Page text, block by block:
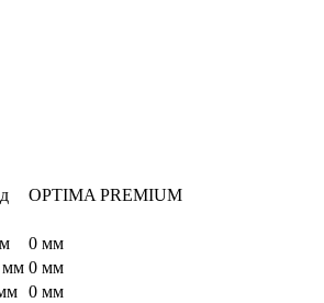
OPTIMA PREMIUM
0 мм
мм 0 мм
0 мм